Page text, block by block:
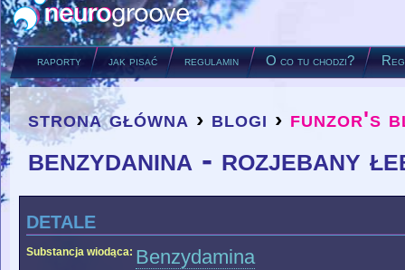
raporty jak pisać regulamin O co tu chodzi?
you are here
strona główna › blogi › funzor's
benzydanina - rozjebany
detale
Substancja wiodąca: Benzydamina